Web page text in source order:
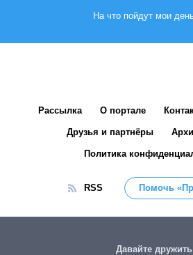
На что пойдут мои
Рассылка О портале
Друзья и партнёры
Политика
RSS Помочь
Давайте